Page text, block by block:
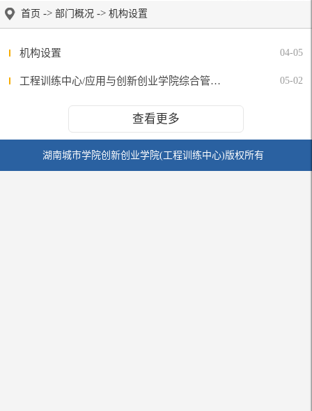
首页 -> 部门概况 -> 机构设置
机构设置 04-05
工程训练中心/应用与创新创业学院综合管理科主任/副主任工作职责 05-02
查看更多
湖南城市学院创新创业学院(工程训练中心)版权所有